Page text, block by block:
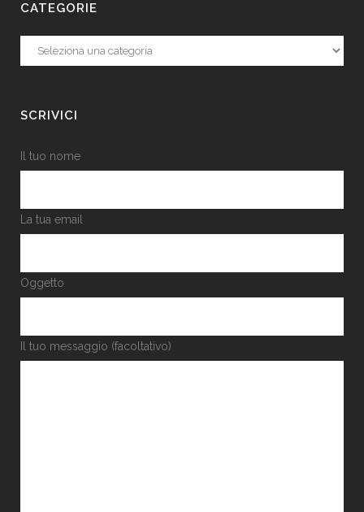
CATEGORIE
Categorie
SCRIVICI
Il tuo nome
La tua email
Oggetto
Il tuo messaggio (facoltativo)